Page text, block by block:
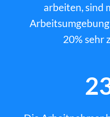
arbeiten, sind
20% sehr